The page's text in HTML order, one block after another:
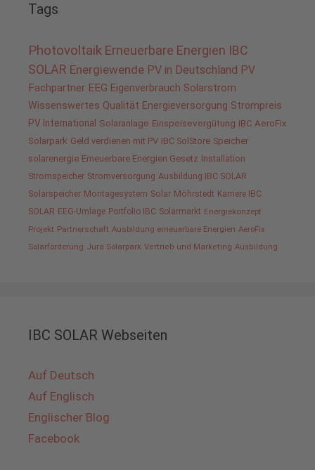
Tags
Photovoltaik Erneuerbare Energien IBC
SOLAR Energiewende PV in Deutschland PV
Fachpartner EEG Eigenverbrauch Solarstrom
Wissenswertes Qualität Energieversorgung Strompreis
PV International Solaranlage Einspeisevergütung IBC AeroFix
Solarpark Geld verdienen mit PV IBC SolStore Speicher
solarenergie Erneuerbare Energien Gesetz Installation
Stromspeicher Stromversorgung Ausbildung IBC SOLAR
Solarspeicher Montagesystem Solar Möhrstedt Karriere IBC
SOLAR EEG-Umlage Portfolio IBC Solarmarkt Energiekonzept
Projekt Partnerschaft Ausbildung erneuerbare Energien AeroFix
Solarförderung Jura Solarpark Vertrieb und Marketing Ausbildung
IBC SOLAR Webseiten
Auf Deutsch
Auf Englisch
Englischer Blog
Facebook